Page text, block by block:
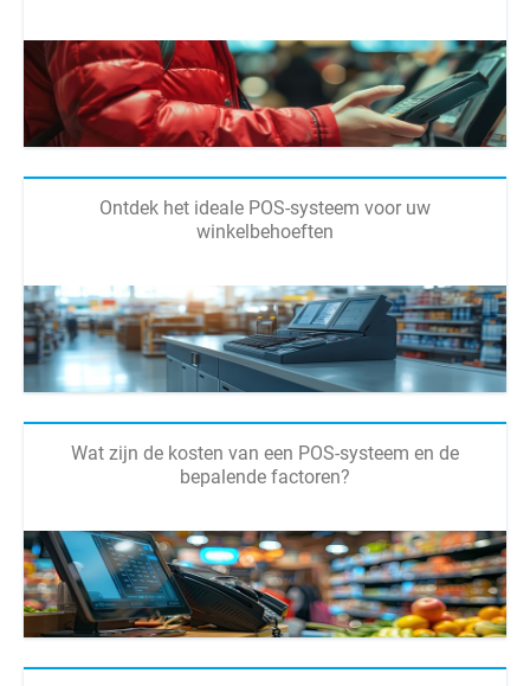
Ontdek het ideale POS-systeem voor uw
winkelbehoeften
Wat zijn de kosten van een POS-systeem en de
bepalende factoren?